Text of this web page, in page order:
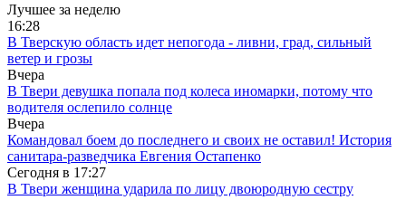
Лучшее за неделю
16:28
В Тверскую область идет непогода - ливни, град, сильный
ветер и грозы
Вчера
В Твери девушка попала под колеса иномарки, потому что
водителя ослепило солнце
Вчера
Командовал боем до последнего и своих не оставил! История
санитара-разведчика Евгения Остапенко
Сегодня в 17:27
В Твери женщина ударила по лицу двоюродную сестру